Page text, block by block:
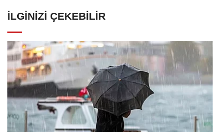
İLGINIZI ÇEKEBILIR